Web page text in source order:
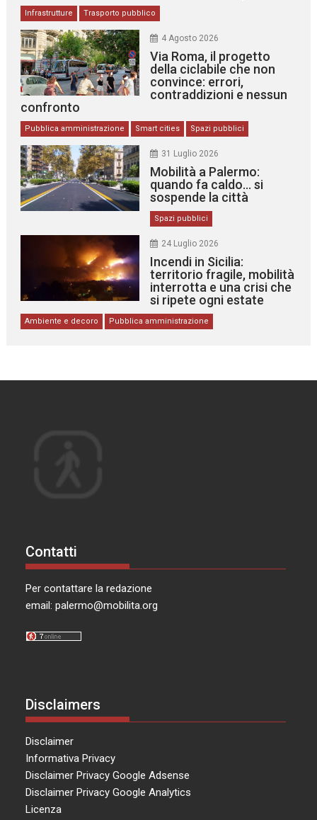
Infrastrutture Trasporto pubblico
4 Agosto 2026
Via Roma, il progetto
della ciclabile che non
convince: errori,
contraddizioni e nessun
confronto
Pubblica amministrazione Smart cities Spazi pubblici
31 Luglio 2026
Mobilità a Palermo:
quando fa caldo… si
sospende la città
Spazi pubblici
24 Luglio 2026
Incendi in Sicilia:
territorio fragile, mobilità
interrotta e una crisi che
si ripete ogni estate
Ambiente e decoro Pubblica amministrazione
Contatti
Per contattare la redazione
email:palermo@mobilita.org
Disclaimers
Disclaimer
Informativa Privacy
Disclaimer Privacy Google Adsense
Disclaimer Privacy Google Analytics
Licenza